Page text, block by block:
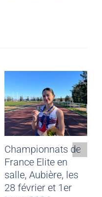
Championnats de
Bretagne minimes
en salle, Saint-
Brieuc, le 7 mars